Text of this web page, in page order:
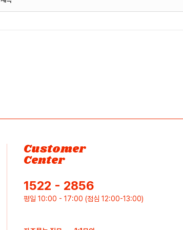
Customer
Center
1522 - 2856
평일 10:00 - 17:00 (점심 12:00-13:00)